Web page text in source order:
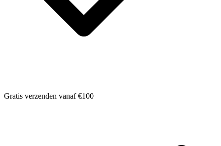
Gratis verzenden vanaf €100